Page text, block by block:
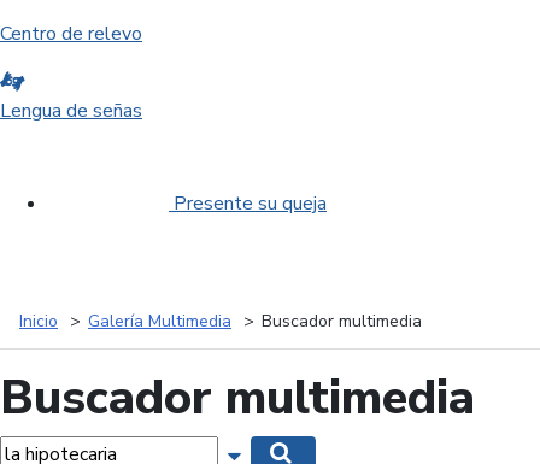
Centro de relevo
Lengua de señas
Presente su queja
Inicio Galería Multimedia Buscador multimedia
Buscador multimedia
Mostrar opciones de búsqueda